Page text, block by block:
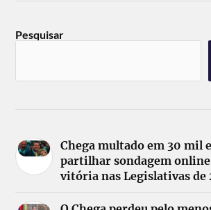
Pesquisar
Chega multado em 30 mil
partilhar sondagem online
vitória nas Legislativas de